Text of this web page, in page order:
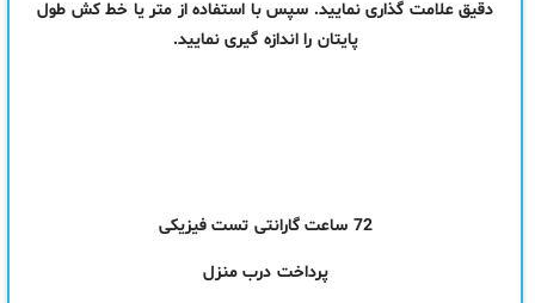
دقیق علامت گذاری نمایید. سپس با استفاده از متر یا خط کش طول
پایتان را اندازه گیری نمایید.
72 ساعت گارانتی تست فیزیکی
پرداخت درب منزل